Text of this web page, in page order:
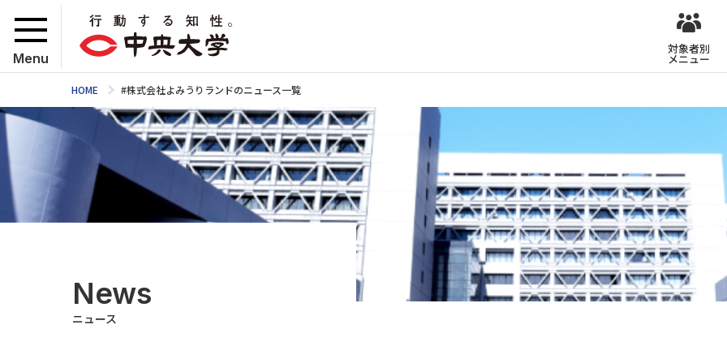
Menu
対象者別
メニュー
HOME #株式会社よみうりランドのニュース一覧
News
ニュース